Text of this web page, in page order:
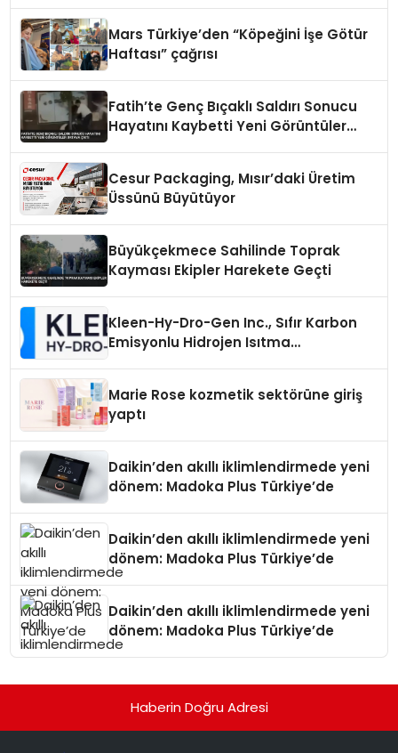
Mars Türkiye’den “Köpeğini İşe Götür
Haftası” çağrısı
Fatih’te Genç Bıçaklı Saldırı Sonucu
Hayatını Kaybetti Yeni Görüntüler
Cesur Packaging, Mısır’daki Üretim
Üssünü Büyütüyor
Büyükçekmece Sahilinde Toprak
Kayması Ekipler Harekete Geçti
Kleen-Hy-Dro-Gen Inc., Sıfır Karbon
Emisyonlu Hidrojen Isıtma
Marie Rose kozmetik sektörüne giriş
yaptı
Daikin’den akıllı iklimlendirmede yeni
dönem: Madoka Plus Türkiye’de
Daikin’den akıllı iklimlendirmede yeni
dönem: Madoka Plus Türkiye’de
Daikin’den akıllı iklimlendirmede yeni
dönem: Madoka Plus Türkiye’de
Haberin Doğru Adresi